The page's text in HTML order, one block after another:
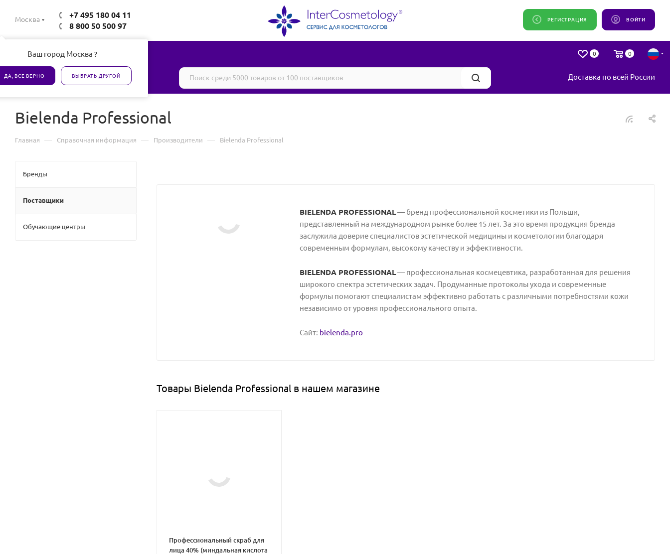
Москва
Ваш город Москва ?
ДА, ВСЕ ВЕРНО ВЫБРАТЬ ДРУГОЙ
+7 495 180 04 11
8 800 50 500 97
ВОЙТИ
РЕГИСТРАЦИЯ
0 0
Все товары сертифицированы Доставка по всей России
Bielenda Professional
Главная — Справочная информация — Производители — Bielenda Professional
BIELENDA PROFESSIONAL— бренд профессиональной косметики из Польши,
представленный на международном рынке более 15 лет. За это время продукция бренда
заслужила доверие специалистов эстетической медицины и косметологии благодаря
современным формулам, высокому качеству и эффективности.
BIELENDA PROFESSIONAL— профессиональная космецевтика, разработанная для решения
широкого спектра эстетических задач. Продуманные протоколы ухода и современные
формулы помогают специалистам эффективно работать с различными потребностями кожи
независимо от уровня профессионального опыта.
Сайт: bielenda.pro
Товары Bielenda Professional в нашем магазине
Профессиональный скраб для
лица 40% (миндальная кислота
Бренды
Поставщики
Обучающие центры